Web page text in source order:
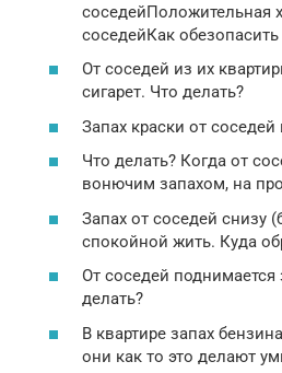
соседейПоложительная
соседейКак
От соседей из их
сигарет. Что делать?
Запах краски от соседей
Что делать? Когда от
вонючим запахом, на
Запах от соседей снизу
спокойной жить. Куда
От соседей поднимается
делать?
В квартире запах
они как то это делают